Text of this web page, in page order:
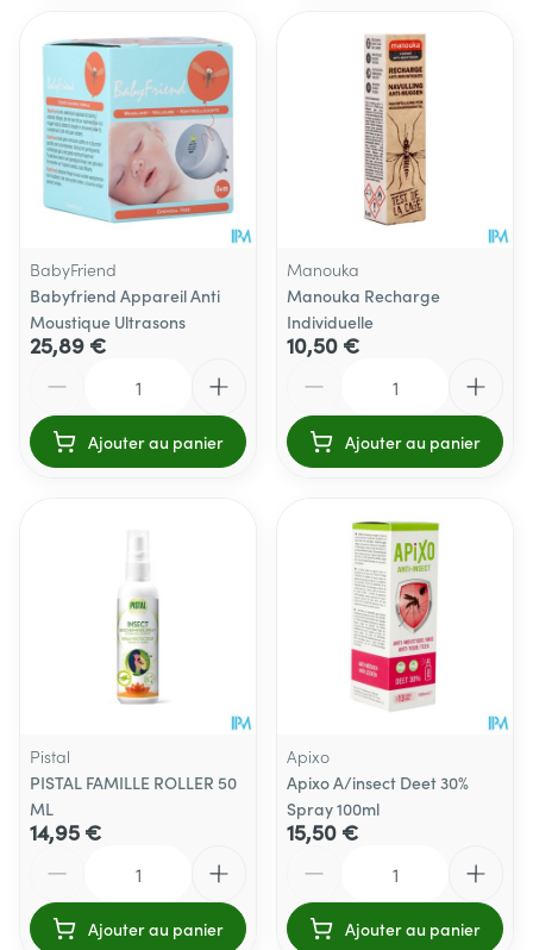
BabyFriend
Babyfriend Appareil Anti
Moustique Ultrasons
25,89 €
Ajouter au panier
Manouka
Manouka Recharge
Individuelle
10,50 €
Ajouter au panier
Pistal
PISTAL FAMILLE ROLLER 50
ML
14,95 €
Ajouter au panier
Apixo
Apixo A/insect Deet 30%
Spray 100ml
15,50 €
Ajouter au panier